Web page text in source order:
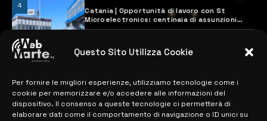
Questo Sito Utilizza Cookie
Per fornire le migliori esperienze, utilizziamo tecnologie come i
cookie per memorizzare e/o accedere alle informazioni del
dispositivo. Il consenso a queste tecnologie ci permetterà di
elaborare dati come il comportamento di navigazione o ID unici su
4
Catania | Opportunità di lavoro con St
Microelectronics: centinaia di assunzioni
previste
MAPPA DEL SITO
> NOTIZIE